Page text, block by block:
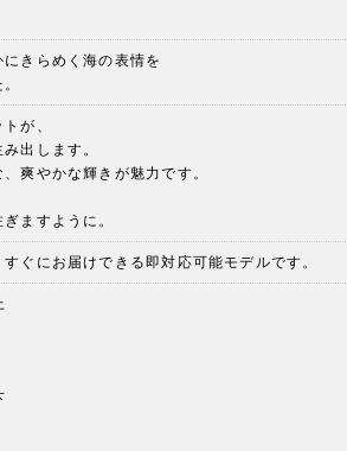
きらめく海の表情を
が、
出します。
爽やかな輝きが魅力です。
ますように。
ぐにお届けできる即対応可能モデルです。